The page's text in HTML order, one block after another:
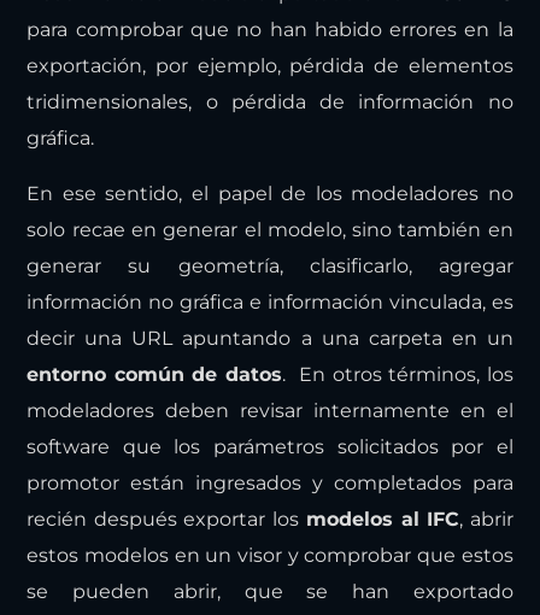
para comprobar que no han habido errores en la
exportación, por ejemplo, pérdida de elementos
tridimensionales, o pérdida de información no
gráfica.
En ese sentido, el papel de los modeladores no
solo recae en generar el modelo, sino también en
generar su geometría, clasificarlo, agregar
información no gráfica e información vinculada, es
decir una URL apuntando a una carpeta en un
entorno común de datos. En otros términos, los
modeladores deben revisar internamente en el
software que los parámetros solicitados por el
promotor están ingresados y completados para
recién después exportar losmodelos al IFC, abrir
estos modelos en un visor y comprobar que estos
se pueden abrir, que se han exportado